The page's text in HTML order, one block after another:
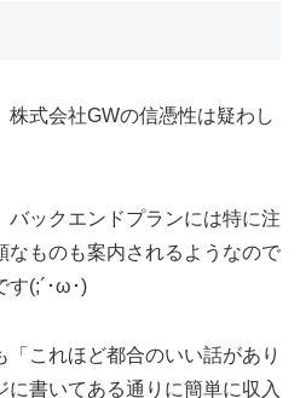
株式会社GWの信憑性は疑わし
バックエンドプランには特に注
なものも案内されるようなので
す(;´･ω･)
「これほど都合のいい話があり
書いてある通りに簡単に収入